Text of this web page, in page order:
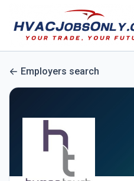
Employers search